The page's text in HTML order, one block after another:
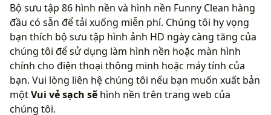
Bộ sưu tập 86 hình nền và hình nền Funny Clean hàng
đầu có sẵn để tải xuống miễn phí. Chúng tôi hy vọng
bạn thích bộ sưu tập hình ảnh HD ngày càng tăng của
chúng tôi để sử dụng làm hình nền hoặc màn hình
chính cho điện thoại thông minh hoặc máy tính của
bạn. Vui lòng liên hệ chúng tôi nếu bạn muốn xuất bản
mộtVui vẻ sạch sẽ hình nền trên trang web của
chúng tôi.